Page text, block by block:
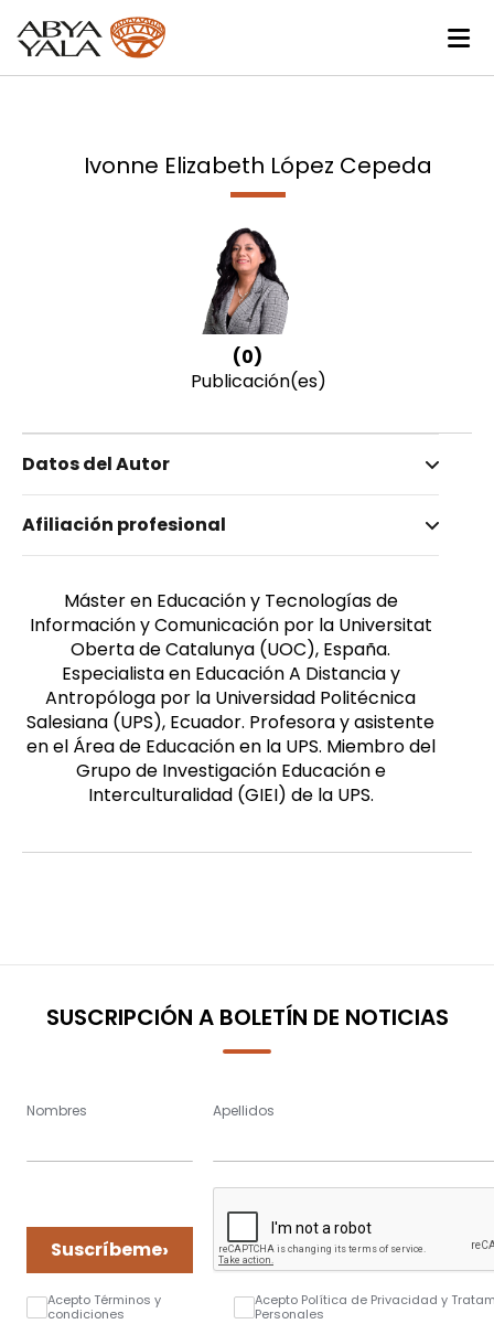
Ivonne Elizabeth López Cepeda
(0)
Publicación(es)
Datos del Autor
López Cepeda, Ivonne Elizabeth
Masculino
Afiliación profesional
Máster en Educación y Tecnologías de
Información y Comunicación por la Universitat
Oberta de Catalunya (UOC), España.
Especialista en Educación A Distancia y
Antropóloga por la Universidad Politécnica
Salesiana (UPS), Ecuador. Profesora y asistente
en el Área de Educación en la UPS. Miembro del
Grupo de Investigación Educación e
Interculturalidad (GIEI) de la UPS.
SUSCRIPCIÓN A BOLETÍN DE NOTICIAS
Nombres Apellidos
Suscríbeme›
Acepto Términos y
condiciones
Acepto Política de Privacidad y
Personales